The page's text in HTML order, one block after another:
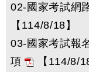
02-國家考試網
【114/8/18】
03-國家考試報
項
【114/8/